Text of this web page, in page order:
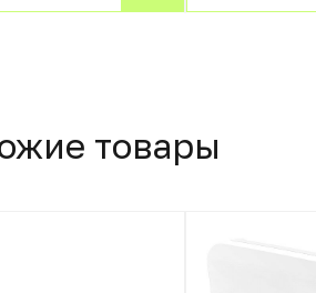
товары